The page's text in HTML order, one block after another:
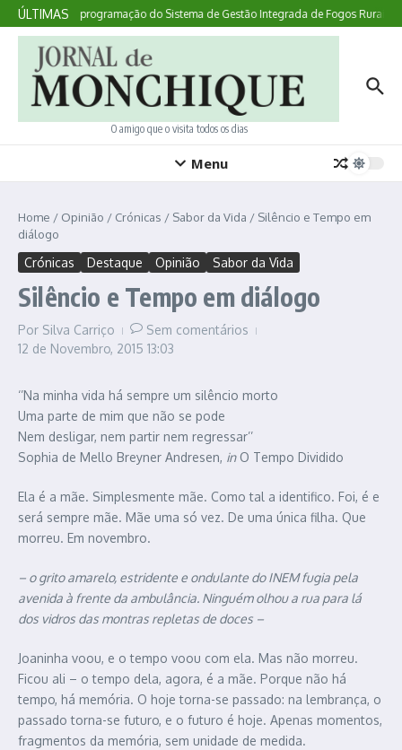
Ir para o conteúdo
ÚLTIMASde programação do Sistema de Gestão Integrada de Fogos Rurais
O amigo que o visita todos os dias
Menu
Home / Opinião / Crónicas / Sabor da Vida / Silêncio e Tempo em
diálogo
Crónicas Destaque Opinião Sabor da Vida
Silêncio e Tempo em diálogo
Por Silva Carriço
Sem comentários
12 de Novembro, 2015 13:03
‘’Na minha vida há sempre um silêncio morto
Uma parte de mim que não se pode
Nem desligar, nem partir nem regressar’’
Sophia de Mello Breyner Andresen, inO Tempo Dividido
Ela é a mãe. Simplesmente mãe. Como tal a identifico. Foi, é e
será sempre mãe. Mãe uma só vez. De uma única filha. Que
morreu. Em novembro.
– o grito amarelo, estridente e ondulante do INEM fugia pela
avenida à frente da ambulância. Ninguém olhou a rua para lá
dos vidros das montras repletas de doces –
Joaninha voou, e o tempo voou com ela. Mas não morreu.
Ficou ali – o tempo dela, agora, é a mãe. Porque não há
tempo, há memória. O hoje torna-se passado: na lembrança, o
passado torna-se futuro, e o futuro é hoje. Apenas momentos,
fragmentos da memória, sem unidade de medida.